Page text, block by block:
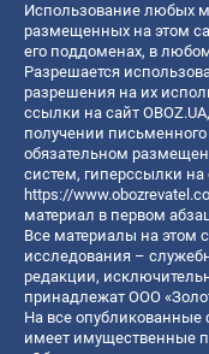
Использование любых
размещенных на этом
его поддоменах, в
Разрешается
разрешения на их
ссылки на сайт
получении
обязательном
систем, гиперссылки на
https://
материал в первом
Все материалы на этом
исследования –
редакции,
принадлежат ООО
На все опубликованные
имеет имущественные